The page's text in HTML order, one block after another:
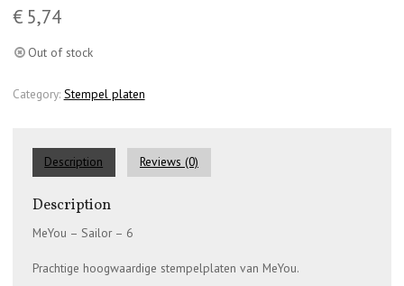
€5,74
Out of stock
Category: Stempel platen
Description Reviews (0)
Description
MeYou – Sailor – 6
Prachtige hoogwaardige stempelplaten van MeYou.